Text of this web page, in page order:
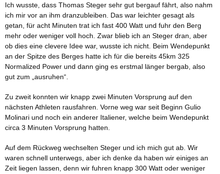
Ich wusste, dass Thomas Steger sehr gut bergauf fährt, also nahm
ich mir vor an ihm dranzubleiben. Das war leichter gesagt als
getan, für acht Minuten trat ich fast 400 Watt und fuhr den Berg
mehr oder weniger voll hoch. Zwar blieb ich an Steger dran, aber
ob dies eine clevere Idee war, wusste ich nicht. Beim Wendepunkt
an der Spitze des Berges hatte ich für die bereits 45km 325
Normalized Power und dann ging es erstmal länger bergab, also
gut zum „ausruhen“.
Zu zweit konnten wir knapp zwei Minuten Vorsprung auf den
nächsten Athleten rausfahren. Vorne weg war seit Beginn Gulio
Molinari und noch ein anderer Italiener, welche beim Wendepunkt
circa 3 Minuten Vorsprung hatten.
Auf dem Rückweg wechselten Steger und ich mich gut ab. Wir
waren schnell unterwegs, aber ich denke da haben wir einiges an
Zeit liegen lassen, denn wir fuhren knapp 300 Watt oder weniger